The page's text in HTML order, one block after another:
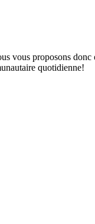
proposons
quotidienne!